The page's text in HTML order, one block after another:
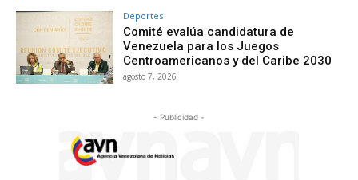
Deportes
Comité evalúa candidatura de
Venezuela para los Juegos
Centroamericanos y del Caribe 2030
agosto 7, 2026
- Publicidad -